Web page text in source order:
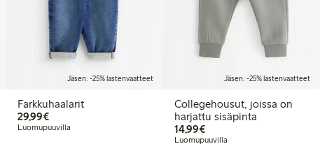
Jäsen: -25% lastenvaatteet
Farkkuhaalarit
29,99€29,99 €
Luomupuuvilla
Jäsen: -25% lastenvaatteet
Collegehousut, joissa on
harjattu sisäpinta
14,99€14,99 €
Luomupuuvilla